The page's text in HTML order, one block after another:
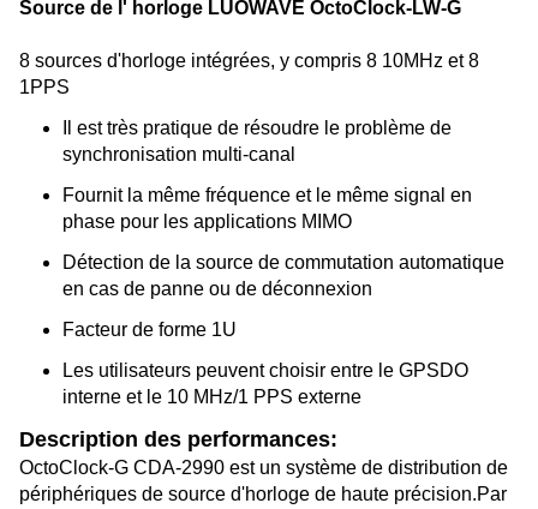
Source de l' horloge LUOWAVE OctoClock-LW-G
8 sources d'horloge intégrées, y compris 8 10MHz et 8
1PPS
Il est très pratique de résoudre le problème de
synchronisation multi-canal
Fournit la même fréquence et le même signal en
phase pour les applications MIMO
Détection de la source de commutation automatique
en cas de panne ou de déconnexion
Facteur de forme 1U
Les utilisateurs peuvent choisir entre le GPSDO
interne et le 10 MHz/1 PPS externe
Description des performances:
OctoClock-G CDA-2990 est un système de distribution de
périphériques de source d'horloge de haute précision.Par